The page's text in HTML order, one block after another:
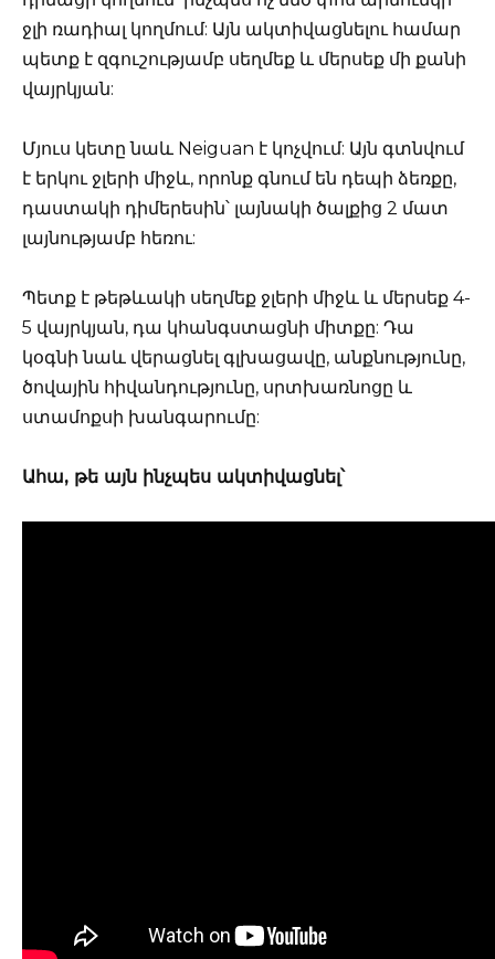
ջլի ռադիալ կողմում: Այն ակտիվացնելու համար
պետք է զգուշությամբ սեղմեք և մերսեք մի քանի
վայրկյան:
Մյուս կետը նաև Neiguan է կոչվում: Այն գտնվում
է երկու ջլերի միջև, որոնք գնում են դեպի ձեռքը,
դաստակի դիմերեսին՝ լայնակի ծալքից 2 մատ
լայնությամբ հեռու:
Պետք է թեթևակի սեղմեք ջլերի միջև և մերսեք 4-
5 վայրկյան, դա կհանգստացնի միտքը: Դա
կօգնի նաև վերացնել գլխացավը, անքնությունը,
ծովային հիվանդությունը, սրտխառնոցը և
ստամոքսի խանգարումը:
Ահա, թե այն ինչպես ակտիվացնել՝